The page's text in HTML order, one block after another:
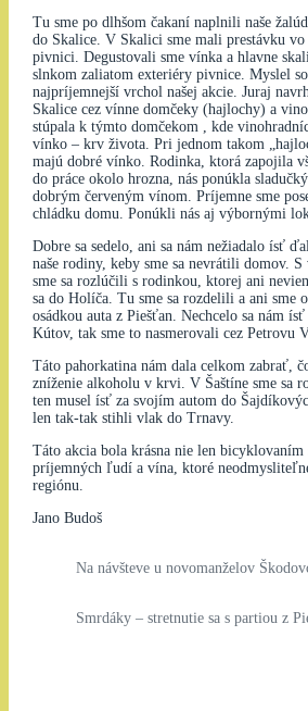
Tu sme po dlhšom čakaní naplnili naše
do Skalice. V Skalici sme mali prestávku
pivnici. Degustovali sme vínka a hlavne
slnkom zaliatom exteriéry pivnice. Myslel
najpríjemnejší vrchol našej akcie. Juraj
Skalice cez vínne domčeky (hajlochy) a
stúpala k týmto domčekom , kde
vínko – krv života. Pri jednom takom
majú dobré vínko. Rodinka, ktorá zapojila
do práce okolo hrozna, nás ponúkla
dobrým červeným vínom. Príjemne sme
chládku domu. Ponúkli nás aj výbornými
Dobre sa sedelo, ani sa nám nežiadalo ísť
naše rodiny, keby sme sa nevrátili domov.
sme sa rozlúčili s rodinkou, ktorej ani
sa do Holíča. Tu sme sa rozdelili a ani sme
osádkou auta z Piešťan. Nechcelo sa nám
Kútov, tak sme to nasmerovali cez Petrovu
Táto pahorkatina nám dala celkom zabrať,
zníženie alkoholu v krvi. V Šaštíne sme sa
ten musel ísť za svojím autom do
len tak-tak stihli vlak do Trnavy.
Táto akcia bola krásna nie len bicyklovaním
príjemných ľudí a vína, ktoré
regiónu.
Jano Budoš
Na návšteve u novomanželov
Smrdáky – stretnutie sa s partiou z